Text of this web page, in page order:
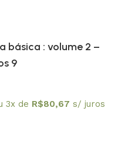
básica : volume 2 –
9
3x de R$80,67 s/ juros